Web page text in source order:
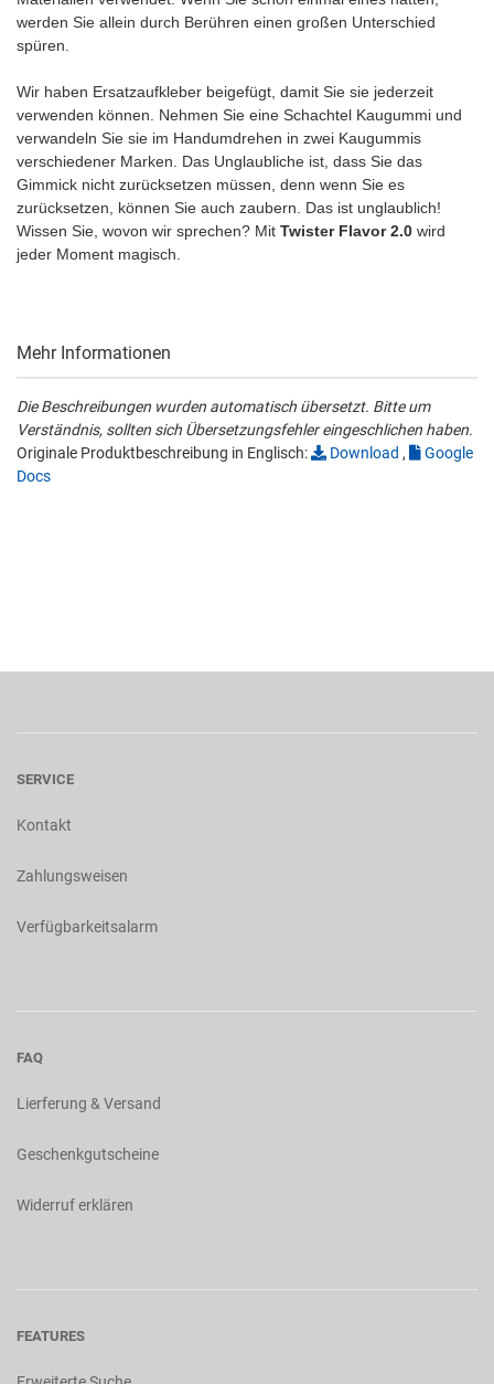
werden Sie allein durch Berühren einen großen Unterschied
spüren.
Wir haben Ersatzaufkleber beigefügt, damit Sie sie jederzeit
verwenden können. Nehmen Sie eine Schachtel Kaugummi und
verwandeln Sie sie im Handumdrehen in zwei Kaugummis
verschiedener Marken. Das Unglaubliche ist, dass Sie das
Gimmick nicht zurücksetzen müssen, denn wenn Sie es
zurücksetzen, können Sie auch zaubern. Das ist unglaublich!
Wissen Sie, wovon wir sprechen? Mit Twister Flavor 2.0 wird
jeder Moment magisch.
Mehr Informationen
Die Beschreibungen wurden automatisch übersetzt. Bitte um
Verständnis, sollten sich Übersetzungsfehler eingeschlichen haben.
Originale Produktbeschreibung in Englisch:
Download ,
Google
Docs
SERVICE
Kontakt
Zahlungsweisen
Verfügbarkeitsalarm
FAQ
Lierferung & Versand
Geschenkgutscheine
Widerruf erklären
FEATURES